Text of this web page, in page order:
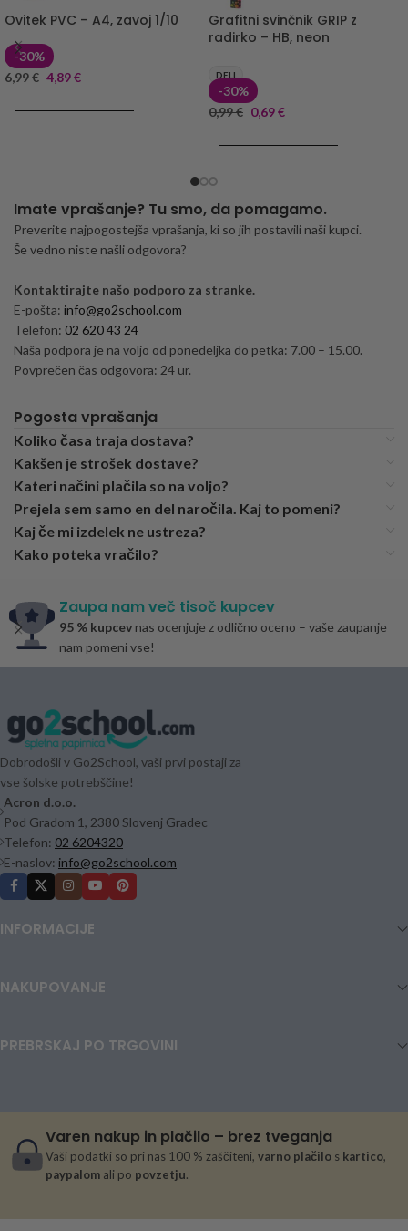
Ovitek PVC – A4, zavoj 1/10
-30%
6,99€ 4,89€
Grafitni svinčnik GRIP z
radirko – HB, neon
DELI
-30%
0,99€ 0,69€
Imate vprašanje? Tu smo, da pomagamo.
Preverite najpogostejša vprašanja, ki so jih postavili naši kupci.
Še vedno niste našli odgovora?
Kontaktirajte našo podporo za stranke.
E-pošta: info@go2school.com
Telefon: 02 620 43 24
Naša podpora je na voljo od ponedeljka do petka: 7.00 – 15.00.
Povprečen čas odgovora: 24 ur.
Pogosta vprašanja
Koliko časa traja dostava?
Kakšen je strošek dostave?
Kateri načini plačila so na voljo?
Prejela sem samo en del naročila. Kaj to pomeni?
Kaj če mi izdelek ne ustreza?
Kako poteka vračilo?
Zaupa nam več tisoč kupcev
95 % kupcev nas ocenjuje z odlično oceno – vaše zaupanje
nam pomeni vse!
Dobrodošli v Go2School, vaši prvi postaji za
vse šolske potrebščine!
Acron d.o.o.
Pod Gradom 1, 2380 Slovenj Gradec
Telefon: 02 6204320
E-naslov: info@go2school.com
INFORMACIJE
NAKUPOVANJE
PREBRSKAJ PO TRGOVINI
Varen nakup in plačilo – brez tveganja
Vaši podatki so pri nas 100 % zaščiteni, varno plačilo s kartico,
paypalom ali po povzetju.